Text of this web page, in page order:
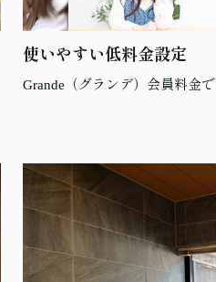
使いやすい低料金設定
Grande（グランデ）会員料金